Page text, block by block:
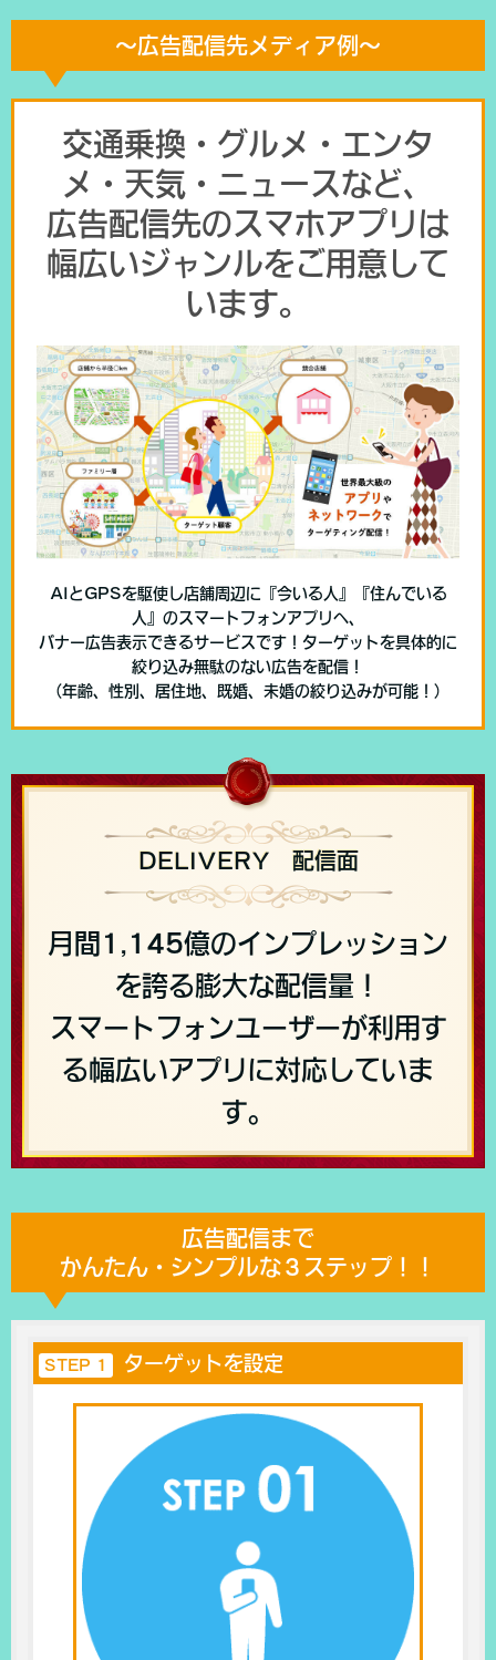
～広告配信先メディア例～
交通乗換・グルメ・エンタ
メ・天気・ニュースなど、
広告配信先のスマホアプリは
幅広いジャンルをご用意して
います。
AIとGPSを駆使し店舗周辺に『今いる人』『住んでいる
人』のスマートフォンアプリへ、
バナー広告表示できるサービスです！ターゲットを具体的に
絞り込み無駄のない広告を配信！
（年齢、性別、居住地、既婚、未婚の絞り込みが可能！）
DELIVERY 配信面
月間1,145億のインプレッション
を誇る膨大な配信量！
スマートフォンユーザーが利用す
る幅広いアプリに対応していま
す。
広告配信まで
かんたん・シンプルな３ステップ！！
STEP 1 ターゲットを設定